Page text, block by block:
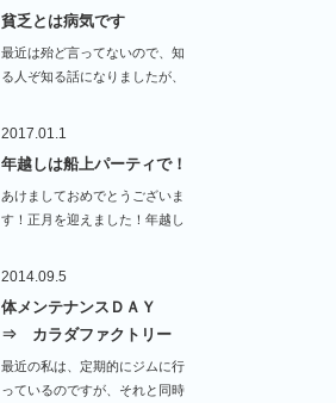
貧乏とは病気です
最近は殆ど言ってないので、知
る人ぞ知る話になりましたが、
2017.01.1
年越しは船上パーティで！
あけましておめでとうございま
す！正月を迎えました！年越し
2014.09.5
体メンテナンスＤＡＹ
⇒ カラダファクトリー
最近の私は、定期的にジムに行
っているのですが、それと同時